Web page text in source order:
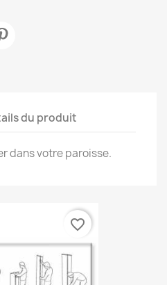
du produit
dans votre paroisse.
favorite_border